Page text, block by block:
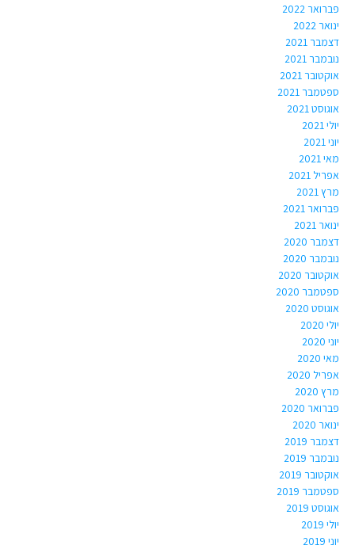
פברואר 2022
ינואר 2022
דצמבר 2021
נובמבר 2021
אוקטובר 2021
ספטמבר 2021
אוגוסט 2021
יולי 2021
יוני 2021
מאי 2021
אפריל 2021
מרץ 2021
פברואר 2021
ינואר 2021
דצמבר 2020
נובמבר 2020
אוקטובר 2020
ספטמבר 2020
אוגוסט 2020
יולי 2020
יוני 2020
מאי 2020
אפריל 2020
מרץ 2020
פברואר 2020
ינואר 2020
דצמבר 2019
נובמבר 2019
אוקטובר 2019
ספטמבר 2019
אוגוסט 2019
יולי 2019
יוני 2019